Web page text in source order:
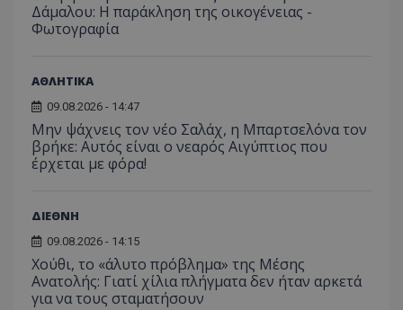
Δάμαλου: Η παράκληση της οικογένειας -
Φωτογραφία
ΑΘΛΗΤΙΚΑ
09.08.2026 - 14:47
Μην ψάχνεις τον νέο Σαλάχ, η Μπαρτσελόνα τον
βρήκε: Αυτός είναι ο νεαρός Αιγύπτιος που
έρχεται με φόρα!
ΔΙΕΘΝΗ
09.08.2026 - 14:15
Χούθι, το «άλυτο πρόβλημα» της Μέσης
Ανατολής: Γιατί χίλια πλήγματα δεν ήταν αρκετά
για να τους σταματήσουν
ASP.NET_SessionId